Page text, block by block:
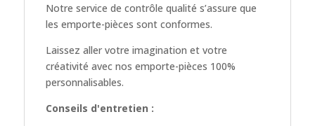
Notre service de contrôle qualité s’assure que
les emporte-pièces sont conformes.
Laissez aller votre imagination et votre
créativité avec nos emporte-pièces 100%
personnalisables.
Conseils d'entretien :